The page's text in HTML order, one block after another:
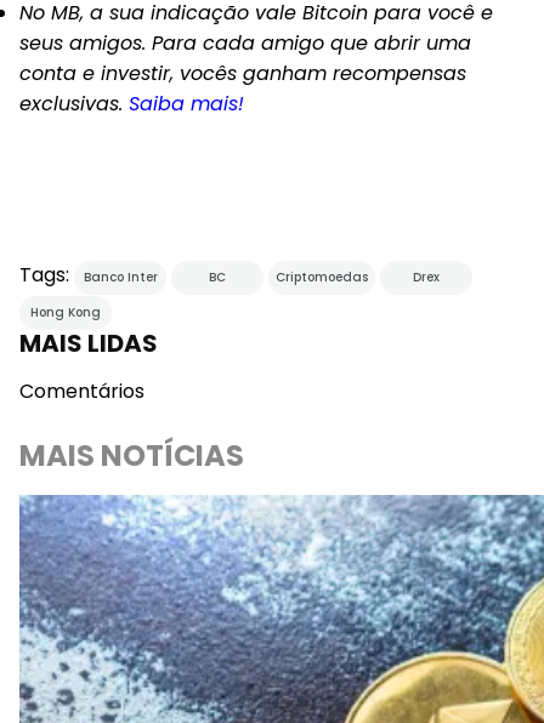
No MB, a sua indicação vale Bitcoin para você e
seus amigos. Para cada amigo que abrir uma
conta e investir, vocês ganham recompensas
exclusivas. Saiba mais!
Tags: Banco Inter BC Criptomoedas
Drex
Hong Kong
MAIS LIDAS
Comentários
MAIS NOTÍCIAS